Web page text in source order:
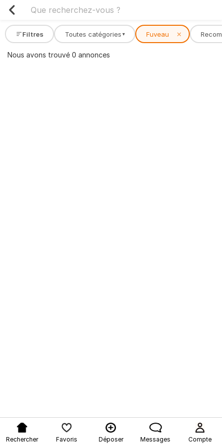
Filtres Toutes catégories ▾ Fuveau ✕
Nous avons trouvé 0 annonces
Rechercher Favoris Déposer Messages Compte